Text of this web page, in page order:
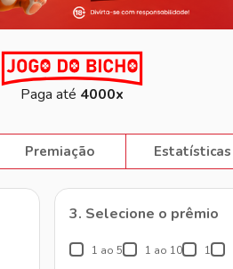
Paga até 4000x
Premiação Estatísticas
3. Selecione o prêmio
1 ao 5 1 ao 10 1